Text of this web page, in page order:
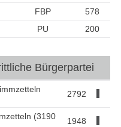
FBP
578
PU 200
Bürgerpartei
2792
(3190
1948